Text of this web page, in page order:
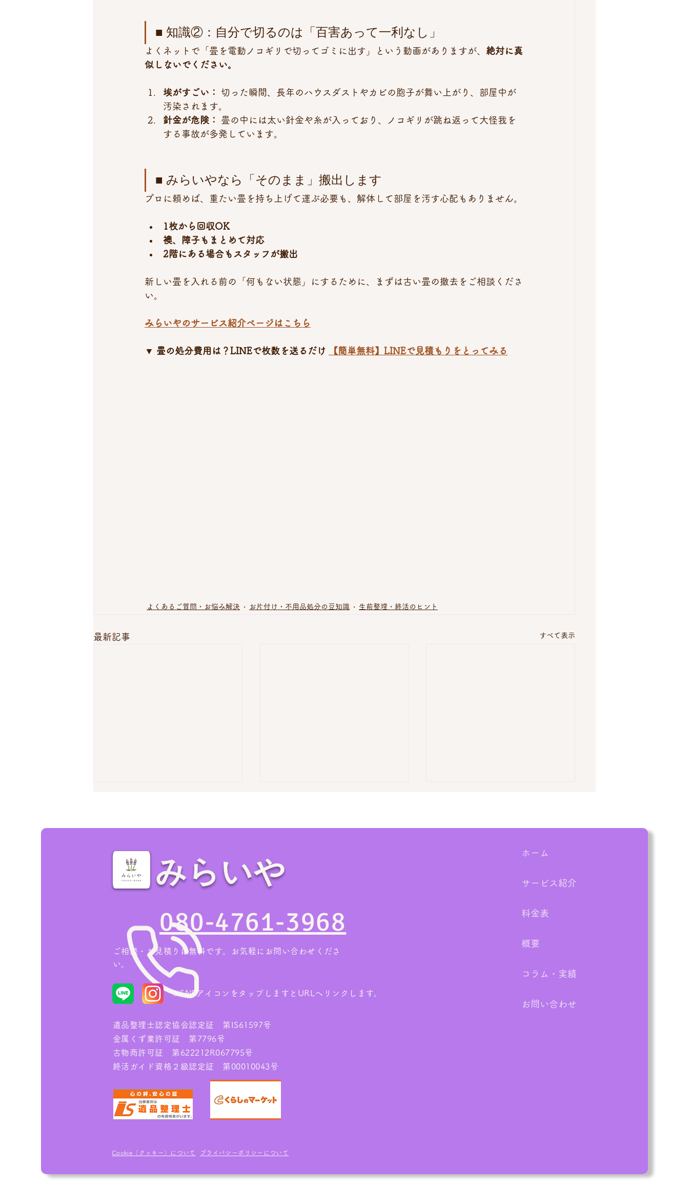
■ 知識②：自分で切るのは「百害あって一利なし」
よくネットで「畳を電動ノコギリで切ってゴミに出す」という動画がありますが、 絶対に真
似しないでください。
埃がすごい：
切った瞬間、長年のハウスダストやカビの胞子が舞い上がり、部屋中が
汚染されます。
針金が危険：
畳の中には太い針金や糸が入っており、ノコギリが跳ね返って大怪我を
する事故が多発しています。
■ みらいやなら「そのまま」搬出します
プロに頼めば、重たい畳を持ち上げて運ぶ必要も、解体して部屋を汚す心配もありません。
1枚から回収OK
襖、障子もまとめて対応
2階にある場合もスタッフが搬出
新しい畳を入れる前の「何もない状態」にするために、まずは古い畳の撤去をご相談くださ
い。
みらいやのサービス紹介ページはこちら
▼ 畳の処分費用は？LINEで枚数を送るだけ 【簡単無料】LINEで見積もりをとってみる
よくあるご質問・お悩み解決 お片付け・不用品処分の豆知識 生前整理・終活のヒント
最新記事 すべて表示
家の売却・不動産査定前に！
をしない業者の選び方
まる今がチャンス！
【作業実績：泉南郡熊取町】
みらいや
080-4761-3968
ご相談・お見積りは無料です。お気軽にお問い合わせくださ
い。
※SNSアイコンをタップしますとURLへリンクします。
遺品整理士認定協会認定証 第IS61597号
金属くず業許可証 第7796号
古物商許可証 第622212R067795号
終活ガイド資格２級認定証 第00010043号
Cookie（クッキー）について プライバシーポリシーについて
ホーム
サービス紹介
料金表
概要
コラム・実績
お問い合わせ